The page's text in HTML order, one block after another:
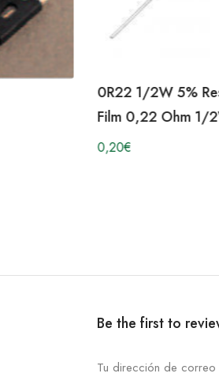
0R22 1/2W 5%
Film 0,22 Ohm 1/
0,20€
Be the first to
Tu dirección de